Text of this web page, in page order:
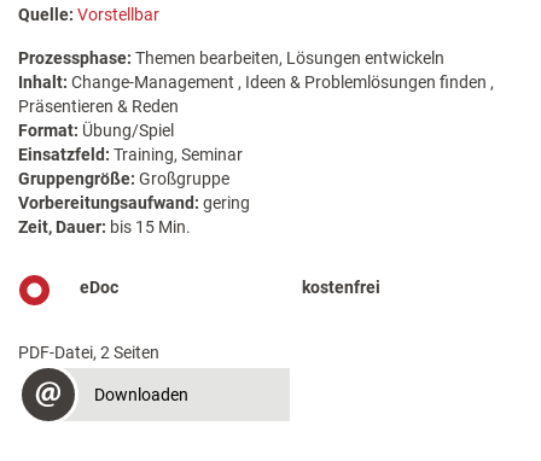
Quelle: Vorstellbar
Prozessphase: Themen bearbeiten, Lösungen entwickeln
Inhalt: Change-Management , Ideen & Problemlösungen finden ,
Präsentieren & Reden
Format: Übung/Spiel
Einsatzfeld: Training, Seminar
Gruppengröße: Großgruppe
Vorbereitungsaufwand: gering
Zeit, Dauer: bis 15 Min.
eDoc kostenfrei
PDF-Datei, 2 Seiten
Downloaden